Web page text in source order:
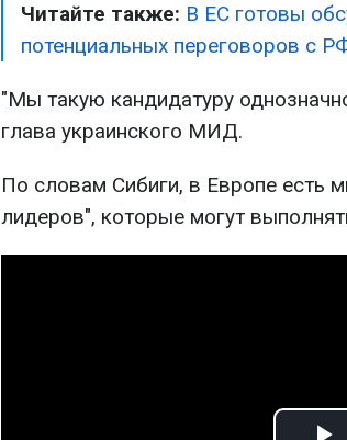
Читайте также: В ЕС готовы
потенциальных переговоров с
"Мы такую кандидатуру
глава украинского МИД.
По словам Сибиги, в Европе есть
лидеров", которые могут